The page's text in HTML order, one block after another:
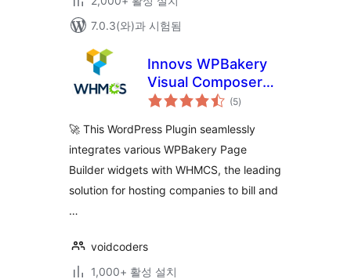
7.0.3(와)과 시험됨
Innovs WPBakery
Visual Composer
WHMCS Elements
(5전
체
점
)
🚀 This WordPress Plugin seamlessly
integrates various WPBakery Page
Builder widgets with WHMCS, the leading
solution for hosting companies to bill and
…
voidcoders
1,000+ 활성 설치